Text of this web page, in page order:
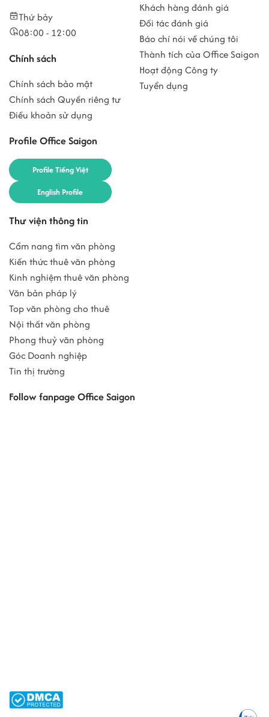
Thứ bảy
08:00 - 12:00
Chính sách
Chính sách bảo mật
Chính sách Quyền riêng tư
Điều khoản sử dụng
Profile Office Saigon
Profile Tiếng Việt
English Profile
Khách hàng đánh giá
Đối tác đánh giá
Báo chí nói về chúng tôi
Thành tích của Office Saigon
Hoạt động Công ty
Tuyển dụng
Thư viện thông tin
Cẩm nang tìm văn phòng
Kiến thức thuê văn phòng
Kinh nghiệm thuê văn phòng
Văn bản pháp lý
Top văn phòng cho thuê
Nội thất văn phòng
Phong thuỷ văn phòng
Góc Doanh nghiệp
Tin thị trường
Follow fanpage Office Saigon